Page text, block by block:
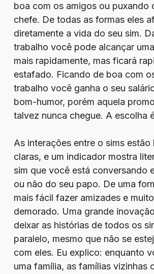
boa com os amigos ou puxando
chefe. De todas as formas eles
diretamente a vida do seu sim.
trabalho você pode alcançar
mais rapidamente, mas ficará
estafado. Ficando de boa com
trabalho você ganha o seu
bom-humor, porém aquela
talvez nunca chegue. A escolha
As interações entre o sims estão
claras, e um indicador mostra
sim que você está conversando
ou não do seu papo. De uma
mais fácil fazer amizades e
demorado. Uma grande
deixar as histórias de todos os
paralelo, mesmo que não se
com eles. Eu explico: enquanto
uma família, as famílias vizinhas